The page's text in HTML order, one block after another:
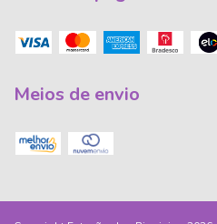
Meios de envio